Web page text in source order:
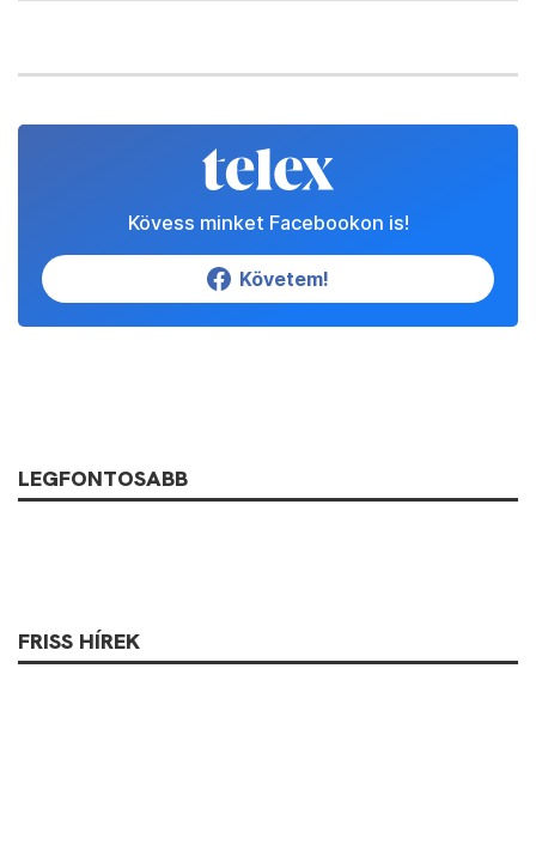
Kövess minket Facebookon is!
Követem!
LEGFONTOSABB
FRISS HÍREK